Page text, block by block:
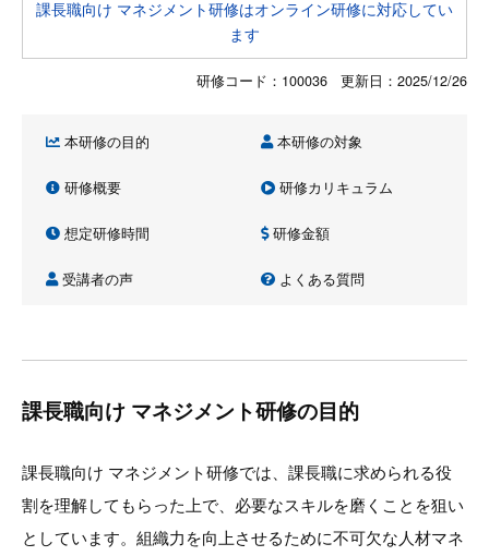
課長職向け マネジメント研修はオンライン研修に対応してい
ます
研修コード：100036 更新日： 2025/12/26
本研修の目的 本研修の対象
研修概要 研修カリキュラム
想定研修時間 研修金額
受講者の声 よくある質問
課長職向け マネジメント研修の目的
課長職向け マネジメント研修では、課長職に求められる役
割を理解してもらった上で、必要なスキルを磨くことを狙い
としています。組織力を向上させるために不可欠な人材マネ